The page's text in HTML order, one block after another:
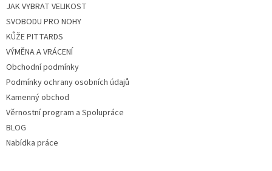
JAK VYBRAT VELIKOST
SVOBODU PRO NOHY
KŮŽE PITTARDS
VÝMĚNA A VRÁCENÍ
Obchodní podmínky
Podmínky ochrany osobních údajů
Kamenný obchod
Věrnostní program a Spolupráce
BLOG
Nabídka práce